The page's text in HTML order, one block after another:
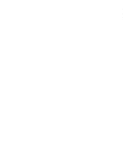
sur